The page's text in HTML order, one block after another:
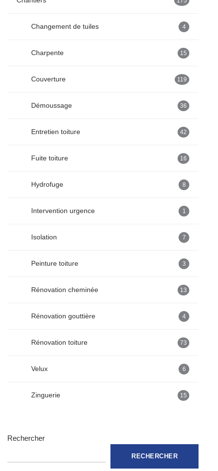
Changement de tuiles 4
Charpente 15
Couverture 119
Démoussage 36
Entretien toiture 42
Fuite toiture 16
Hydrofuge 8
Intervention urgence 1
Isolation 7
Peinture toiture 3
Rénovation cheminée 13
Rénovation gouttière 4
Rénovation toiture 73
Velux 6
Zinguerie 15
Rechercher
RECHERCHER